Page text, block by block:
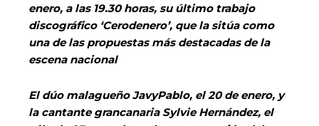
enero, a las 19.30 horas, su último trabajo
discográfico ‘Cerodenero’, que la sitúa como
una de las propuestas más destacadas de la
escena nacional
El dúo malagueño JavyPablo, el 20 de enero, y
la cantante grancanaria Sylvie Hernández, el